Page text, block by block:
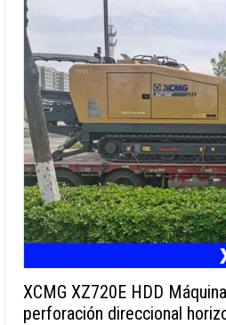
XCMG XZ720E HDD
perforación direccional